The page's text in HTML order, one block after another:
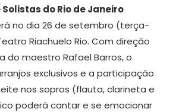
do Rio de Janeiro
no dia 26 de setembro (terça-
Riachuelo Rio. Com direção
do maestro Rafael Barros, o
exclusivos e a participação
nos sopros (flauta, clarineta e
poderá cantar e se emocionar